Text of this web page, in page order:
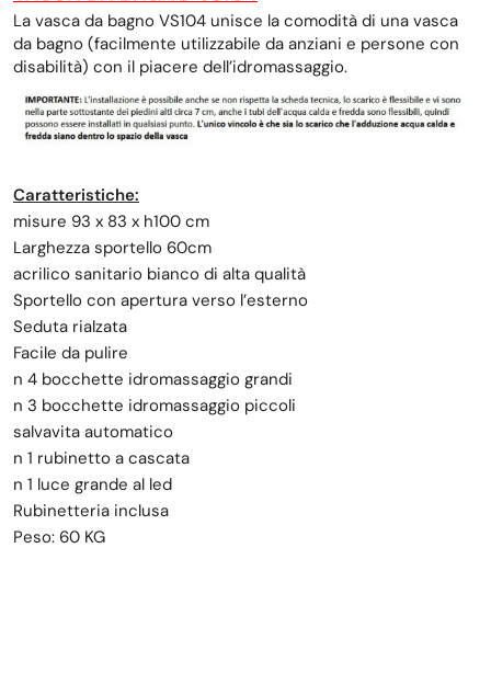
La vasca da bagno VS104 unisce la comodità di una vasca
da bagno (facilmente utilizzabile da anziani e persone con
disabilità) con il piacere dell’idromassaggio.
Caratteristiche:
misure 93 x 83 x h100 cm
Larghezza sportello 60cm
acrilico sanitario bianco di alta qualità
Sportello con apertura verso l’esterno
Seduta rialzata
Facile da pulire
n 4 bocchette idromassaggio grandi
n 3 bocchette idromassaggio piccoli
salvavita automatico
n 1 rubinetto a cascata
n 1 luce grande al led
Rubinetteria inclusa
Peso: 60 KG